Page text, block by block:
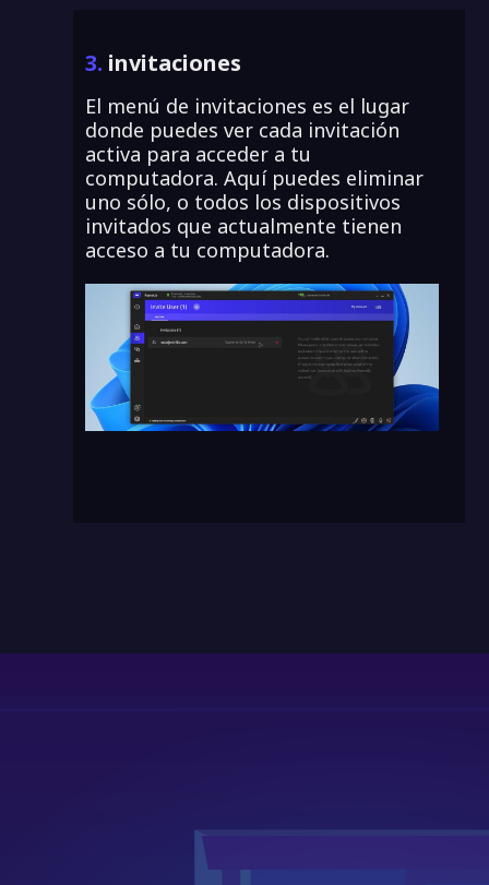
3. invitaciones
El menú de invitaciones es el lugar
donde puedes ver cada invitación
activa para acceder a tu
computadora. Aquí puedes eliminar
uno sólo, o todos los dispositivos
invitados que actualmente tienen
acceso a tu computadora.